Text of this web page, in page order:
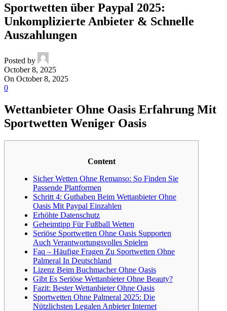
Sportwetten über Paypal 2025:
Unkomplizierte Anbieter & Schnelle
Auszahlungen
Posted by
October 8, 2025
On October 8, 2025
0
Wettanbieter Ohne Oasis Erfahrung Mit
Sportwetten Weniger Oasis
Content
Sicher Wetten Ohne Remanso: So Finden Sie
Passende Plattformen
Schritt 4: Guthaben Beim Wettanbieter Ohne
Oasis Mit Paypal Einzahlen
Erhöhte Datenschutz
Geheimtipp Für Fußball Wetten
Seriöse Sportwetten Ohne Oasis Supporten
Auch Verantwortungsvolles Spielen
Faq – Häufige Fragen Zu Sportwetten Ohne
Palmeral In Deutschland
Lizenz Beim Buchmacher Ohne Oasis
Gibt Es Seriöse Wettanbieter Ohne Beauty?
Fazit: Bester Wettanbieter Ohne Oasis
Sportwetten Ohne Palmeral 2025: Die
Nützlichsten Legalen Anbieter Internet